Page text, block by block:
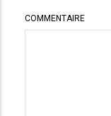
COMMENTAIRE